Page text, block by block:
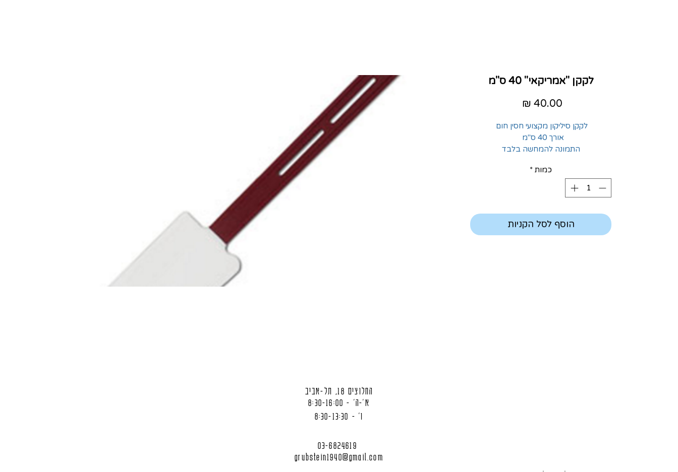
לקקן "אמריקאי" 40 ס"מ
לקקן סיליקון מקצועי חסין חום
אורך 40 ס"מ
התמונה להמחשה בלבד
כמות *
הוסף לסל הקניות
החלוצים 18, תל-אביב
א'-ה' - 8:30-16:00
ו' - 8:30-13:30
03-6824619
grubstein1940@gmail.com